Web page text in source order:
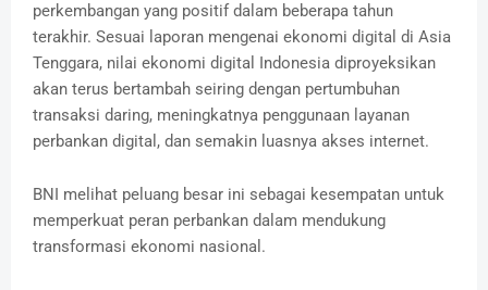
perkembangan yang positif dalam beberapa tahun
terakhir. Sesuai laporan mengenai ekonomi digital di Asia
Tenggara, nilai ekonomi digital Indonesia diproyeksikan
akan terus bertambah seiring dengan pertumbuhan
transaksi daring, meningkatnya penggunaan layanan
perbankan digital, dan semakin luasnya akses internet.
BNI melihat peluang besar ini sebagai kesempatan untuk
memperkuat peran perbankan dalam mendukung
transformasi ekonomi nasional.